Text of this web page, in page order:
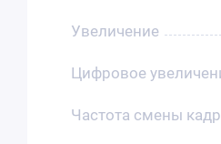
Увеличение
Цифровое
Частота смены